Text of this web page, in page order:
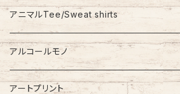
Stadium Jumper
Down Jacket
Coat
RALPH LAUREN
TOMMY HILFIGER
Levi’s
アニマルTee/Sweat shirts
アルコールモノ
アートプリント